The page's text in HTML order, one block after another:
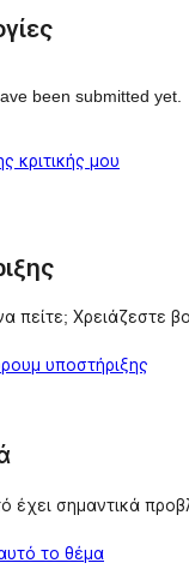
been submitted yet.
κριτικής μου
πείτε; Χρειάζεστε
υποστήριξης
έχει σημαντικά
το θέμα